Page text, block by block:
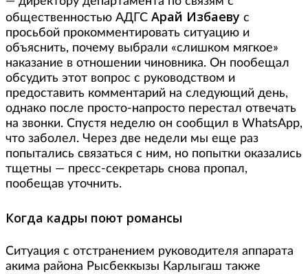
общественностью АДГС Арай Избаеву с
просьбой прокомментировать ситуацию и
объяснить, почему выбрали «слишком мягкое»
наказание в отношении чиновника. Он пообещал
обсудить этот вопрос с руководством и
предоставить комментарий на следующий день,
однако после просто-напросто перестал отвечать
на звонки. Спустя неделю он сообщил в WhatsApp,
что заболел. Через две недели мы еще раз
попытались связаться с ним, но попытки оказались
тщетны — пресс-секретарь снова пропал,
пообещав уточнить.
Когда кадры поют романсы
Ситуация с отстранением руководителя аппарата
акима района Рысбеккызы Карлыгаш также